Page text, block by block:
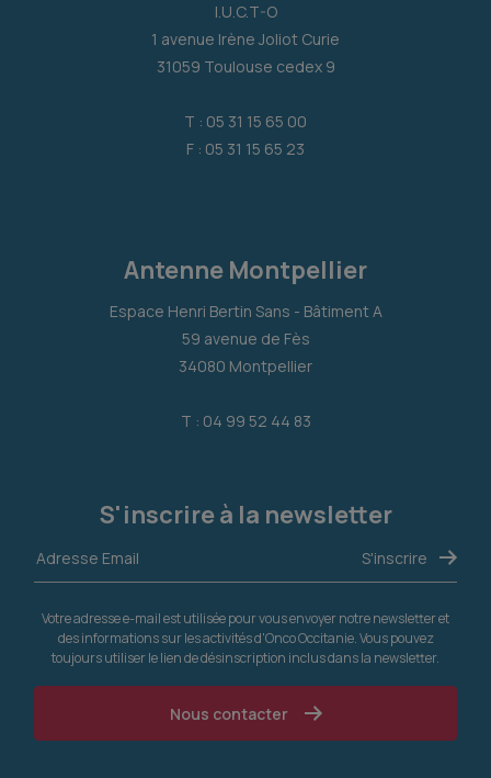
I.U.C.T-O
1 avenue Irène Joliot Curie
31059 Toulouse cedex 9
T : 05 31 15 65 00
F : 05 31 15 65 23
Antenne Montpellier
Espace Henri Bertin Sans - Bâtiment A
59 avenue de Fès
34080 Montpellier
T : 04 99 52 44 83
S'inscrire à la newsletter
Votre adresse e-mail est utilisée pour vous envoyer notre newsletter et
des informations sur les activités d'Onco Occitanie. Vous pouvez
toujours utiliser le lien de désinscription inclus dans la newsletter.
Nous contacter